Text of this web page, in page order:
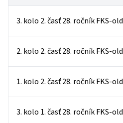
3. kolo 2. časť 28. ročník FKS-old
2. kolo 2. časť 28. ročník FKS-old
1. kolo 2. časť 28. ročník FKS-old
3. kolo 1. časť 28. ročník FKS-old